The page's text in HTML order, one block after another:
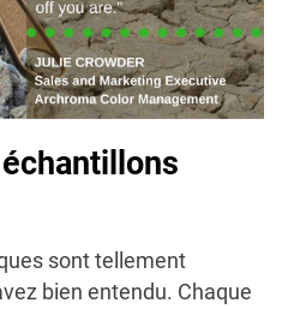
sont tellement
bien entendu. Chaque